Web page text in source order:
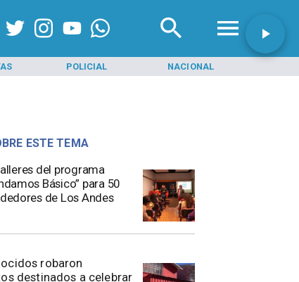
POLICIAL NACIONAL
del programa
Básico” para 50
de Los Andes
robaron
destinados a celebrar
ESTE TEMA